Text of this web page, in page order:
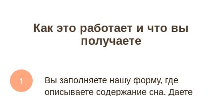
Как это работает и что вы
получаете
Вы заполняете нашу форму, где
описываете содержание сна. Даете